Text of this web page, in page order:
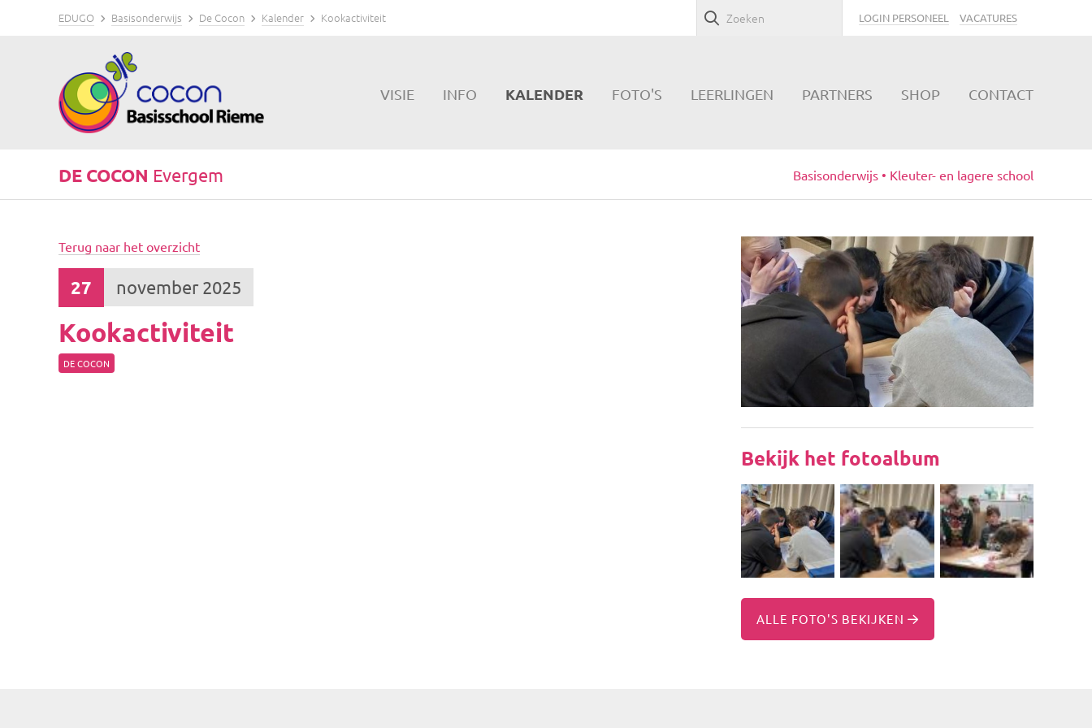
EDUGO Basisonderwijs De Cocon Kalender Kookactiviteit LOGIN PERSONEEL VACATURES
VISIE INFO KALENDER FOTO'S LEERLINGEN PARTNERS SHOP CONTACT
DE COCON Evergem Basisonderwijs • Kleuter- en lagere school
Terug naar het overzicht
27 november 2025
Kookactiviteit
DE COCON
Bekijk het fotoalbum
ALLE FOTO'S BEKIJKEN